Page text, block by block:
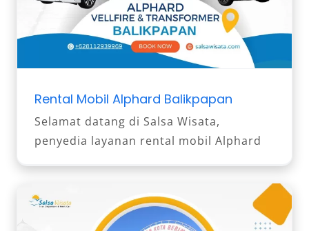
Rental Mobil Alphard Balikpapan
Selamat datang di Salsa Wisata,
penyedia layanan rental mobil Alphard